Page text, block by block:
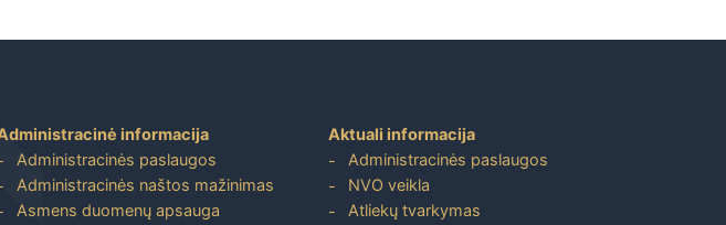
informacija
Administracinės paslaugos
Administracinės naštos mažinimas
Asmens duomenų apsauga
Aktuali informacija
Administracinės paslaugos
NVO veikla
Atliekų tvarkymas